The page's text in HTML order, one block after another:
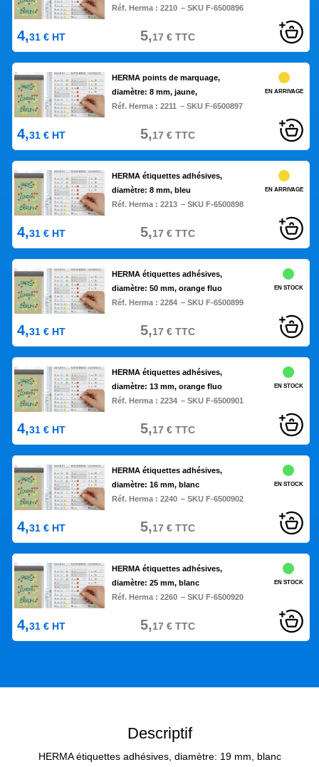
Réf. Herma :2210 – SKU F-6500896
4,31 € HT 5,17 €TTC
HERMA points de marquage,
diamètre: 8 mm, jaune,
Réf. Herma :2211 – SKU F-6500897
EN ARRIVAGE
4,31 € HT 5,17 €TTC
HERMA étiquettes adhésives,
diamètre: 8 mm, bleu
Réf. Herma :2213 – SKU F-6500898
EN ARRIVAGE
4,31 € HT 5,17 €TTC
HERMA étiquettes adhésives,
diamètre: 50 mm, orange fluo
Réf. Herma :2284 – SKU F-6500899
EN STOCK
4,31 € HT 5,17 €TTC
HERMA étiquettes adhésives,
diamètre: 13 mm, orange fluo
Réf. Herma :2234 – SKU F-6500901
EN STOCK
4,31 € HT 5,17 €TTC
HERMA étiquettes adhésives,
diamètre: 16 mm, blanc
Réf. Herma :2240 – SKU F-6500902
EN STOCK
4,31 € HT 5,17 €TTC
HERMA étiquettes adhésives,
diamètre: 25 mm, blanc
Réf. Herma :2260 – SKU F-6500920
EN STOCK
4,31 € HT 5,17 €TTC
Descriptif
HERMA étiquettes adhésives, diamètre: 19 mm, blanc